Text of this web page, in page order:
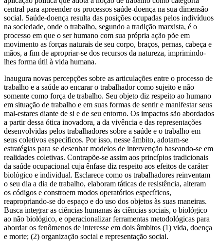
central para apreender os processos saúde-doença na sua dimensão
social. Saúde-doença resulta das posições ocupadas pelos indivíduos
na sociedade, onde o trabalho, segundo a tradição marxista, é o
processo em que o ser humano com sua própria ação põe em
movimento as forças naturais de seu corpo, braços, pernas, cabeça e
mãos, a fim de apropriar-se dos recursos da natureza, imprimindo-
lhes forma útil à vida humana.
Inaugura novas percepções sobre as articulações entre o processo de
trabalho e a saúde ao encarar o trabalhador como sujeito e não
somente como força de trabalho. Seu objeto diz respeito ao humano
em situação de trabalho e em suas formas de sentir e manifestar seus
mal-estares diante de si e de seu entorno. Os impactos são abordados
a partir dessa ótica inovadora, a da vivência e das representações
desenvolvidas pelos trabalhadores sobre a saúde e o trabalho em
seus coletivos específicos. Por isso, nesse âmbito, adotam-se
estratégias para se desenhar modelos de intervenção baseando-se em
realidades coletivas. Contrapõe-se assim aos princípios tradicionais
da saúde ocupacional cuja ênfase diz respeito aos efeitos de caráter
biológico e individual. Esclarece como os trabalhadores reinventam
o seu dia a dia de trabalho, elaboram táticas de resistência, alteram
os códigos e constroem modos operatórios específicos,
reapropriando-se do espaço e do uso dos objetos às suas maneiras.
Busca integrar as ciências humanas às ciências sociais, o biológico
ao não biológico, e operacionalizar ferramentas metodológicas para
abordar os fenômenos de interesse em dois âmbitos (1) vida, doença
e morte; (2) organização social e representação social.